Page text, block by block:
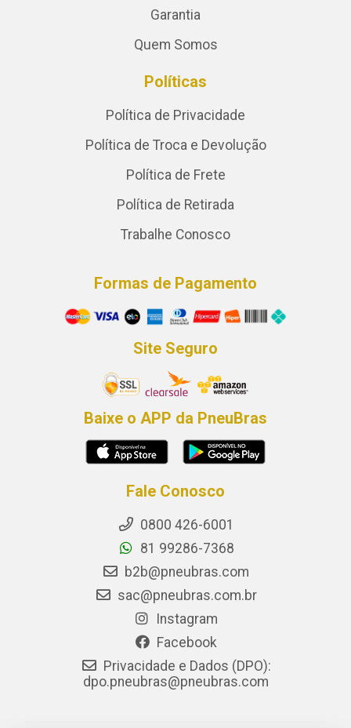
Garantia
Quem Somos
Políticas
Política de Privacidade
Política de Troca e Devolução
Política de Frete
Política de Retirada
Trabalhe Conosco
Formas de Pagamento
Site Seguro
Baixe o APP da PneuBras
Fale Conosco
0800 426-6001
81 99286-7368
b2b@pneubras.com
sac@pneubras.com.br
Instagram
Facebook
Privacidade e Dados (DPO):
dpo.pneubras@pneubras.com